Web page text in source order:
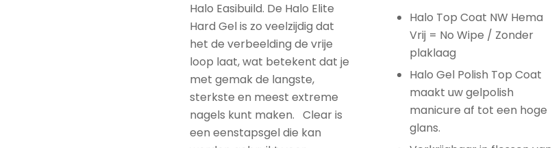
Halo Easibuild. De Halo Elite
Hard Gel is zo veelzijdig dat
het de verbeelding de vrije
loop laat, wat betekent dat je
met gemak de langste,
sterkste en meest extreme
nagels kunt maken. Clear is
een eenstapsgel die kan
Halo Top Coat NW Hema
Vrij = No Wipe / Zonder
plaklaag
Halo Gel Polish Top Coat
maakt uw gelpolish
manicure af tot een hoge
glans.